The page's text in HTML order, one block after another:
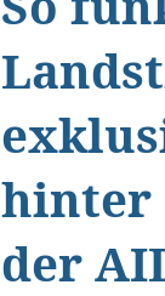
hinter
der